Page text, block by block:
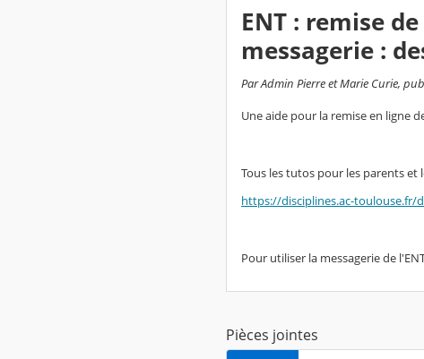
ENT : remise
messagerie :
Par Admin Pierre et Marie Curie,
Une aide pour la remise en ligne
Tous les tutos pour les parents et
https://disciplines.ac-toulouse.fr/
Pour utiliser la messagerie de
Pièces jointes